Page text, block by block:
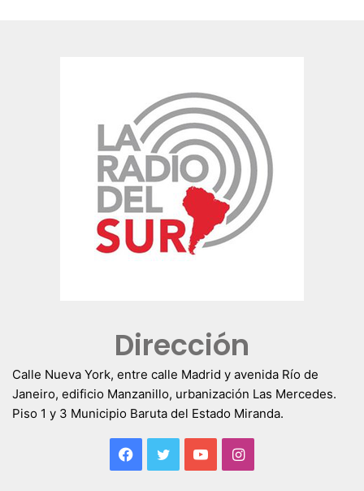
Dirección
Calle Nueva York, entre calle Madrid y avenida Río de
Janeiro, edificio Manzanillo, urbanización Las Mercedes.
Piso 1 y 3 Municipio Baruta del Estado Miranda.
Facebook
TwitterYouTubeInstagram